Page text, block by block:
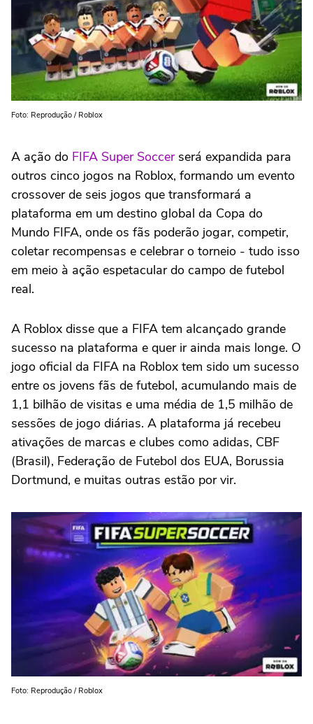
Foto: Reprodução / Roblox
A ação do FIFA Super Soccerserá expandida para
outros cinco jogos na Roblox, formando um evento
crossover de seis jogos que transformará a
plataforma em um destino global da Copa do
Mundo FIFA, onde os fãs poderão jogar, competir,
coletar recompensas e celebrar o torneio - tudo isso
em meio à ação espetacular do campo de futebol
real.
A Roblox disse que a FIFA tem alcançado grande
sucesso na plataforma e quer ir ainda mais longe. O
jogo oficial da FIFA na Roblox tem sido um sucesso
entre os jovens fãs de futebol, acumulando mais de
1,1 bilhão de visitas e uma média de 1,5 milhão de
sessões de jogo diárias. A plataforma já recebeu
ativações de marcas e clubes como adidas, CBF
(Brasil), Federação de Futebol dos EUA, Borussia
Dortmund, e muitas outras estão por vir.
Foto: Reprodução / Roblox